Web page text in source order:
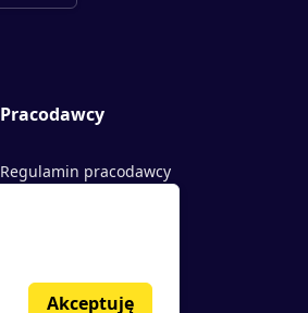
Pracodawcy
Regulamin pracodawcy
Akceptuję